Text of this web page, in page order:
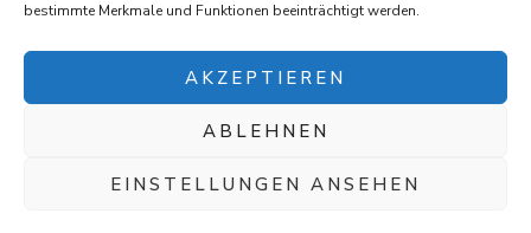
bestimmte Merkmale und Funktionen beeinträchtigt werden.
AKZEPTIEREN
ABLEHNEN
EINSTELLUNGEN ANSEHEN
Hundefreunde in Bayern e.V. – und verwöhnt eure Fellnasen!